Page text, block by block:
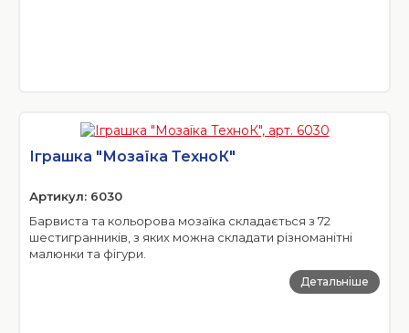
Іграшка "Мозаїка ТехноК"
Артикул: 6030
Барвиста та кольорова мозаїка складається з 72
шестигранників, з яких можна складати різноманітні
малюнки та фігури.
Детальніше